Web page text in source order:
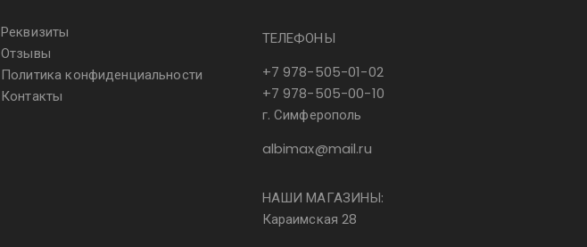
Реквизиты
Отзывы
Политика конфиденциальности
Контакты
ТЕЛЕФОНЫ
+7 978-505-01-02
+7 978-505-00-10
г. Симферополь
albimax@mail.ru
НАШИ МАГАЗИНЫ:
Караимская 28